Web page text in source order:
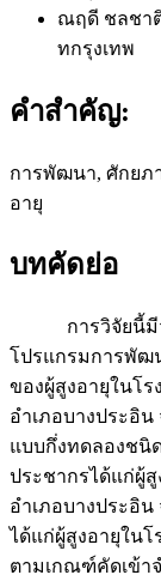
ณฤดี ชลชา
ทกรุงเทพ
คำสำคัญ:
การพัฒนา, ศักยภ
อายุ
บทคัดย่อ
การวิจัยนี้มีวัต
โปรแกรมการพัฒ
ของผู้สูงอายุในโร
อำเภอบางประอิ
แบบกึ่งทดลองชนิ
ประชากรได้แก่ผู้สู
อำเภอบางประอิ
ได้แก่ผู้สูงอายุในโ
ตามเกณฑ์คัดเข้า